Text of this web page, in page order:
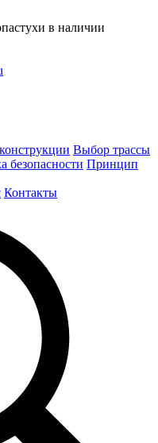
в наличии
Выбор трассы
безопасности Принцип
Контакты